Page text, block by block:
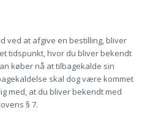
ved at afgive en bestilling, bliver
tidspunkt, hvor du bliver bekendt
køber nå at tilbagekalde sin
skal dog være kommet
med, at du bliver bekendt med
§ 7.